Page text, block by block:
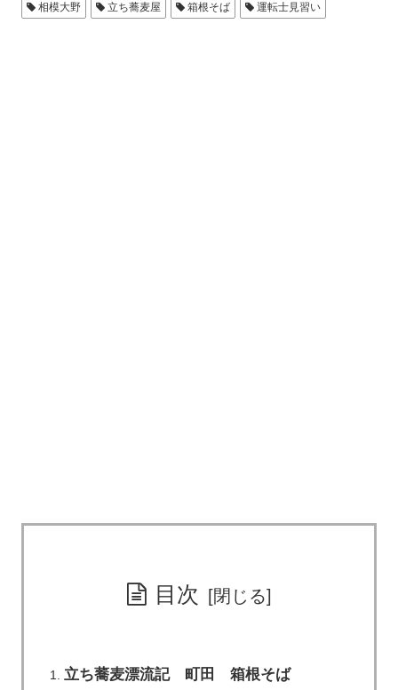
相模大野 立ち蕎麦屋 箱根そば 運転士見習い
目次
立ち蕎麦漂流記 町田 箱根そば